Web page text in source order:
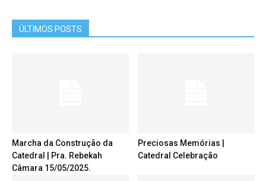
ÚLTIMOS POSTS
Marcha da Construção da
Catedral | Pra. Rebekah
Câmara 15/05/2025.
Preciosas Memórias |
Catedral Celebração